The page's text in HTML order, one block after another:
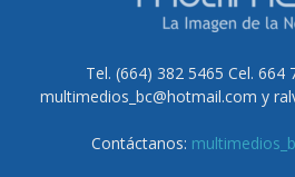
Tel. (664) 382 5465 Cel. 664
multimedios_bc@hotmail.com y
Contáctanos: